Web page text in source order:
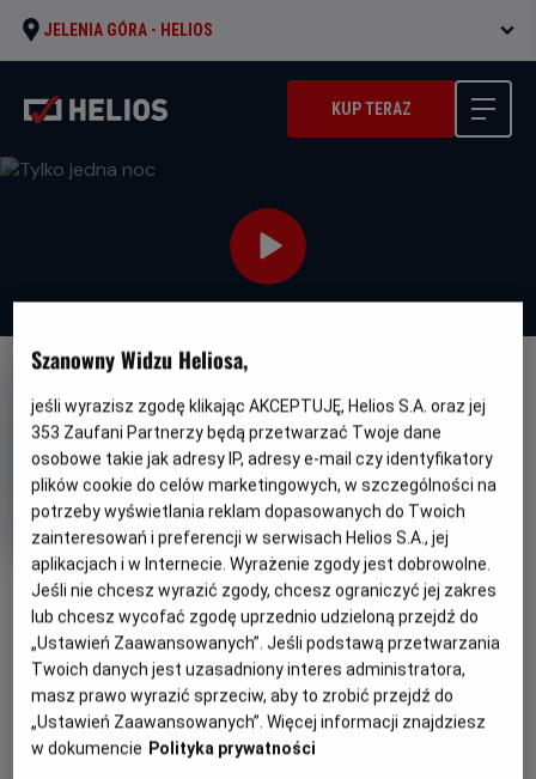
JELENIA GÓRA - HELIOS
KUP TERAZ
PRZEDPREMIERA
OBSERWUJ
Tylko jedna noc
Oryginalny
tytuł
One Night Only Gatunek
Komedia / Dramat /
Romans
Minimalny
wiek
Od 15 lat
Czas
trwania
105 min
Kraj
rok
produkcji
USA (2026)
PREMIERA
14 sierpnia 2026
REŻYSERIA SCENARIUSZ
WIĘCEJ SZCZEGÓŁÓW
GODZINY SEANSÓW
Szanowny Widzu Heliosa,
jeśli wyrazisz zgodę klikając AKCEPTUJĘ, Helios S.A. oraz jej
353 Zaufani Partnerzy będą przetwarzać Twoje dane
osobowe takie jak adresy IP, adresy e-mail czy identyfikatory
plików cookie do celów marketingowych, w szczególności na
potrzeby wyświetlania reklam dopasowanych do Twoich
zainteresowań i preferencji w serwisach Helios S.A., jej
aplikacjach i w Internecie. Wyrażenie zgody jest dobrowolne.
Jeśli nie chcesz wyrazić zgody, chcesz ograniczyć jej zakres
lub chcesz wycofać zgodę uprzednio udzieloną przejdź do
„Ustawień Zaawansowanych”. Jeśli podstawą przetwarzania
Twoich danych jest uzasadniony interes administratora,
masz prawo wyrazić sprzeciw, aby to zrobić przejdź do
„Ustawień Zaawansowanych”. Więcej informacji znajdziesz
w dokumencie Polityka prywatności